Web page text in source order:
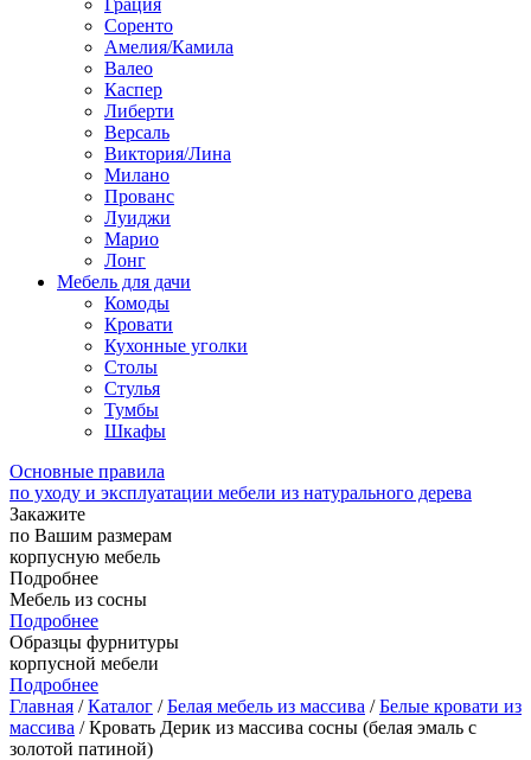
Грация
Соренто
Амелия/Камила
Валео
Каспер
Либерти
Версаль
Виктория/Лина
Милано
Прованс
Луиджи
Марио
Лонг
Мебель для дачи
Комоды
Кровати
Кухонные уголки
Столы
Стулья
Тумбы
Шкафы
Основные правила
по уходу и эксплуатации мебели из натурального дерева
Закажите
по Вашим размерам
корпусную мебель
Подробнее
Мебель из сосны
Подробнее
Образцы фурнитуры
корпусной мебели
Подробнее
Главная /Каталог /Белая мебель из массива /Белые кровати из
массива / Кровать Дерик из массива сосны (белая эмаль с
золотой патиной)